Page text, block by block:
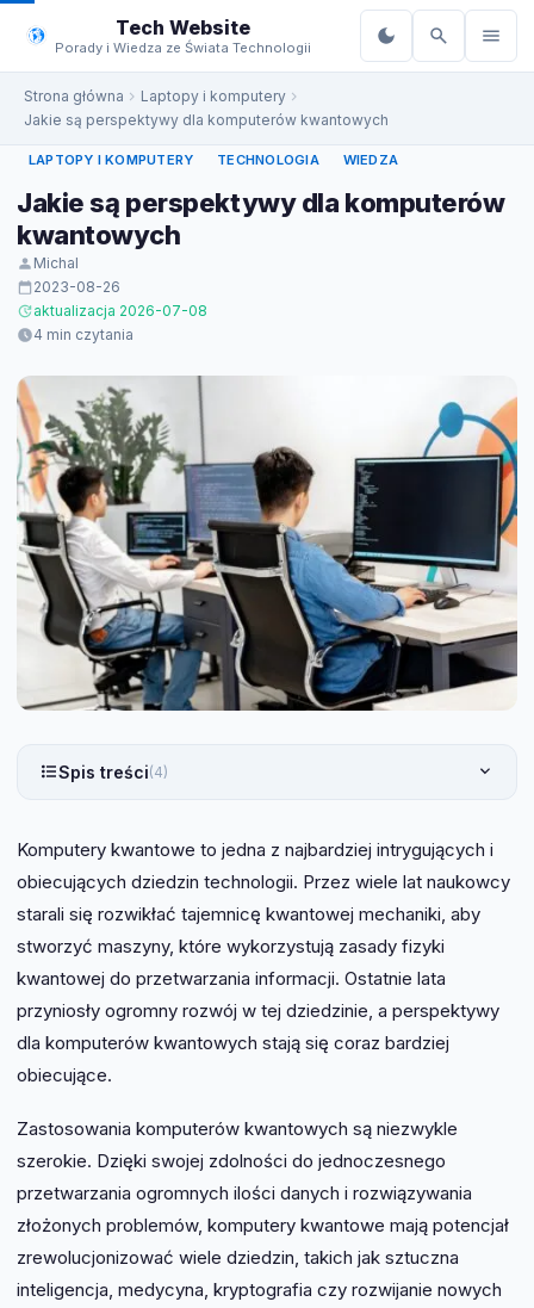
do
treści
Tech Website
Porady i Wiedza ze Świata Technologii
Strona główna
Laptopy i komputery
Jakie są perspektywy dla komputerów kwantowych
LAPTOPY I KOMPUTERY TECHNOLOGIA WIEDZA
Jakie są perspektywy dla komputerów
kwantowych
Michal
2023-08-26
aktualizacja 2026-07-08
4 min czytania
Spis treści(4)
Komputery kwantowe to jedna z najbardziej intrygujących i
obiecujących dziedzin technologii. Przez wiele lat naukowcy
starali się rozwikłać tajemnicę kwantowej mechaniki, aby
stworzyć maszyny, które wykorzystują zasady fizyki
kwantowej do przetwarzania informacji. Ostatnie lata
przyniosły ogromny rozwój w tej dziedzinie, a perspektywy
dla komputerów kwantowych stają się coraz bardziej
obiecujące.
Zastosowania komputerów kwantowych są niezwykle
szerokie. Dzięki swojej zdolności do jednoczesnego
przetwarzania ogromnych ilości danych i rozwiązywania
złożonych problemów, komputery kwantowe mają potencjał
zrewolucjonizować wiele dziedzin, takich jak sztuczna
inteligencja, medycyna, kryptografia czy rozwijanie nowych